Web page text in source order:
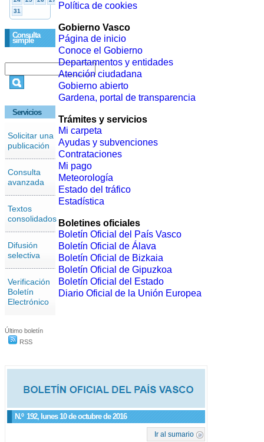
Consulta
simple
Servicios
Solicitar una
publicación
Consulta
avanzada
Textos
consolidados
Difusión
selectiva
Verificación
Boletín
Electrónico
Último boletín
RSS
N.º 192, lunes 10 de octubre de 2016
Ir al sumario
Política de cookies
Gobierno Vasco
Página de inicio
Conoce el Gobierno
Departamentos y entidades
Atención ciudadana
Gobierno abierto
Gardena, portal de transparencia
Trámites y servicios
Mi carpeta
Ayudas y subvenciones
Contrataciones
Mi pago
Meteorología
Estado del tráfico
Estadística
Boletines oficiales
Boletín Oficial del País Vasco
Boletín Oficial de Álava
Boletín Oficial de Bizkaia
Boletín Oficial de Gipuzkoa
Boletín Oficial del Estado
Diario Oficial de la Unión Europea